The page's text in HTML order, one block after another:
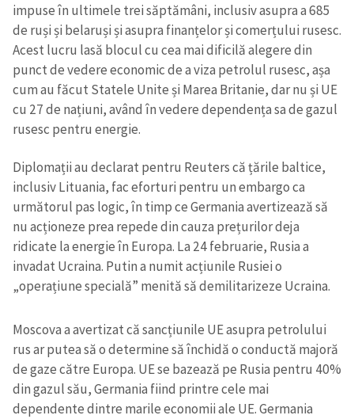
impuse în ultimele trei săptămâni, inclusiv asupra a 685
de ruși și belaruși și asupra finanțelor și comerțului rusesc.
Acest lucru lasă blocul cu cea mai dificilă alegere din
punct de vedere economic de a viza petrolul rusesc, așa
cum au făcut Statele Unite și Marea Britanie, dar nu și UE
cu 27 de națiuni, având în vedere dependența sa de gazul
rusesc pentru energie.
Diplomații au declarat pentru Reuters că țările baltice,
inclusiv Lituania, fac eforturi pentru un embargo ca
următorul pas logic, în timp ce Germania avertizează să
nu acționeze prea repede din cauza prețurilor deja
ridicate la energie în Europa. La 24 februarie, Rusia a
invadat Ucraina. Putin a numit acțiunile Rusiei o
„operațiune specială” menită să demilitarizeze Ucraina.
Moscova a avertizat că sancțiunile UE asupra petrolului
rus ar putea să o determine să închidă o conductă majoră
de gaze către Europa. UE se bazează pe Rusia pentru 40%
din gazul său, Germania fiind printre cele mai
dependente dintre marile economii ale UE. Germania